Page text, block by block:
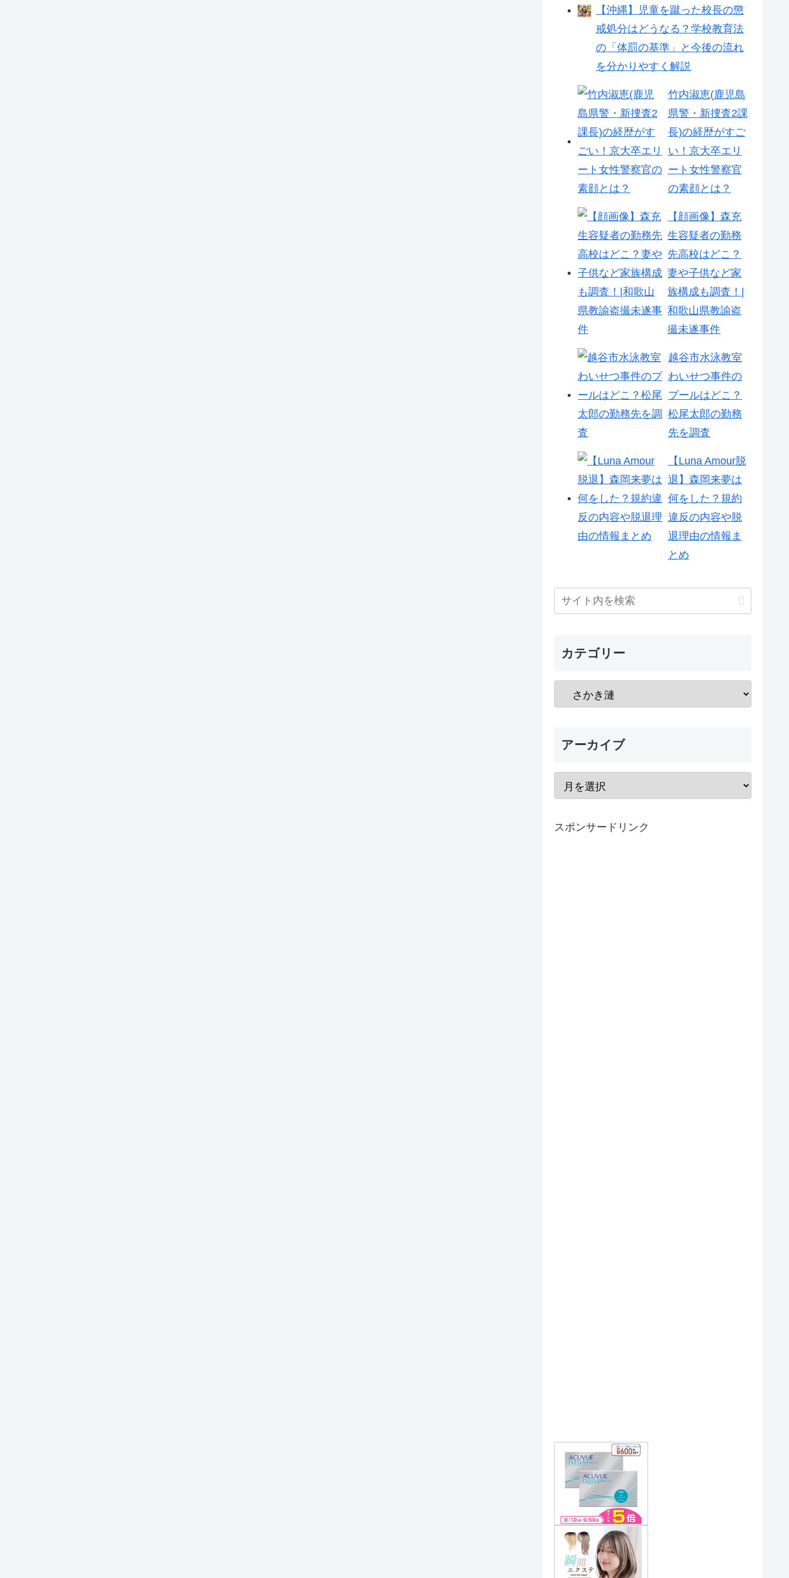
【沖縄】児童を蹴った校長の懲
戒処分はどうなる？学校教育法
の「体罰の基準」と今後の流れ
を分かりやすく解説
竹内淑恵(鹿児島
県警・新捜査2課
長)の経歴がすご
い！京大卒エリ
ート女性警察官
の素顔とは？
【顔画像】森充
生容疑者の勤務
先高校はどこ？
妻や子供など家
族構成も調査！|
和歌山県教諭盗
撮未遂事件
越谷市水泳教室
わいせつ事件の
プールはどこ？
松尾太郎の勤務
先を調査
【Luna Amour脱
退】森岡来夢は
何をした？規約
違反の内容や脱
退理由の情報ま
とめ
カテゴリー
アーカイブ
スポンサードリンク